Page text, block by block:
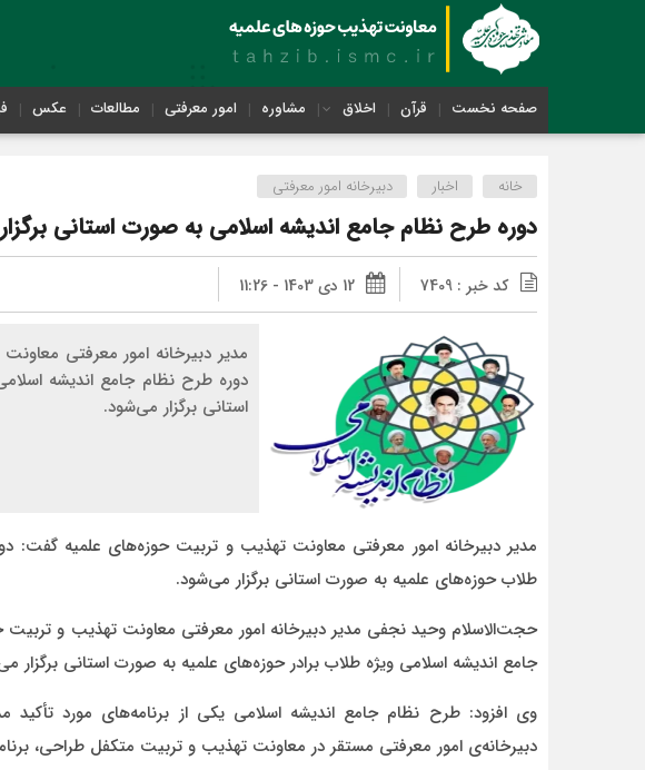
صفحه نخست قرآن اخلاق مشاوره امور معرفتی مطالعات عکس
خانه اخبار دبیرخانه امور معرفتی
دوره طرح نظام جامع اندیشه اسلامی به صورت استانی
کد خبر : 7409 12 دی 1403 - 11:26
مدیر دبیرخانه امور معرفتی
دوره طرح نظام جامع اندیشه
استانی برگزار می‌شود.
مدیر دبیرخانه امور معرفتی معاونت تهذیب و تربیت حوزه‌های علمیه گفت:
طلاب حوزه‌های علمیه به صورت استانی برگزار می‌شود.
حجت‌الاسلام وحید نجفی مدیر دبیرخانه امور معرفتی معاونت تهذیب و تربیت
جامع اندیشه اسلامی ویژه طلاب برادر حوزه‌های علمیه به صورت استانی برگزار
وی افزود: طرح نظام جامع اندیشه اسلامی یکی از برنامه‌های مورد تأکید
دبیرخانه‌ی امور معرفتی مستقر در معاونت تهذیب و تربیت متکفل طراحی،